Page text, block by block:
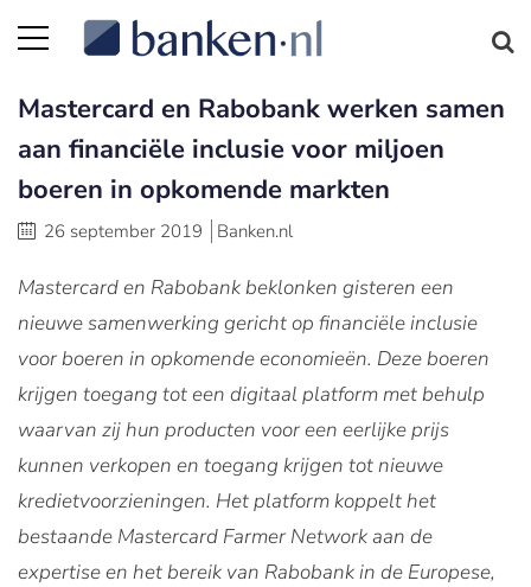
Mastercard en Rabobank werken samen
aan financiële inclusie voor miljoen
boeren in opkomende markten
26 september 2019 Banken.nl
Mastercard en Rabobank beklonken gisteren een
nieuwe samenwerking gericht op financiële inclusie
voor boeren in opkomende economieën. Deze boeren
krijgen toegang tot een digitaal platform met behulp
waarvan zij hun producten voor een eerlijke prijs
kunnen verkopen en toegang krijgen tot nieuwe
kredietvoorzieningen. Het platform koppelt het
bestaande Mastercard Farmer Network aan de
expertise en het bereik van Rabobank in de Europese,